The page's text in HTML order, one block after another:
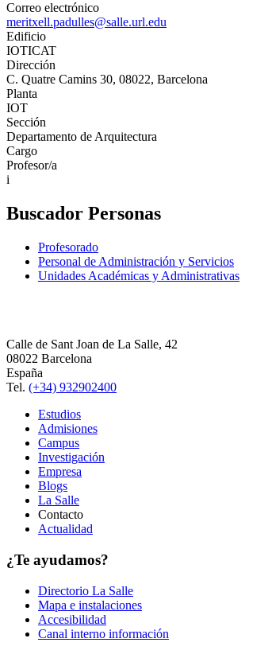
Correo electrónico
meritxell.padulles@salle.url.edu
Edificio
IOTICAT
Dirección
C. Quatre Camins 30, 08022, Barcelona
Planta
IOT
Sección
Departamento de Arquitectura
Cargo
Profesor/a
i
Buscador Personas
Profesorado
Personal de Administración y Servicios
Unidades Académicas y Administrativas
Calle de Sant Joan de La Salle, 42
08022 Barcelona
España
Tel. (+34) 932902400
Estudios
Admisiones
Campus
Investigación
Empresa
Blogs
La Salle
Contacto
Actualidad
¿Te ayudamos?
Directorio La Salle
Mapa e instalaciones
Accesibilidad
Canal interno información